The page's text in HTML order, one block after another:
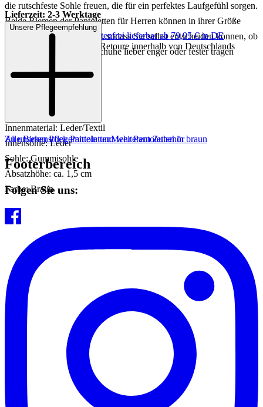
die rutschfeste Sohle freuen, die für ein perfektes Laufgefühl sorgen.
Beide Riemen der Pantoletten für Herren können in ihrer Größe
beliebig angepasst werden, sodass Sie selbst entscheiden können, ob
Sie die braunen Sommerschuhe lieber enger oder fester tragen
Material: sonst. Material
Innenmaterial: Leder/Textil
Innensohle: Leder
Sohle: Gummisohle
Absatzhöhe: ca. 1,5 cm
Farbe: Braun
Lieferzeit: 2-3 Werktage
Keine Versandkosten:
kostenfrei lieferbar ab 79,95 € in DE
Einfache und Kostenlose Retoure innerhalb von Deutschlands
Unsere Pflegeempfehlung
Zu unseren Pflegemitteln und weiterem Zubehör
Alle Birkenstock PantolettenMehr Pantoletten in braun
Footerbereich
Folgen Sie uns: